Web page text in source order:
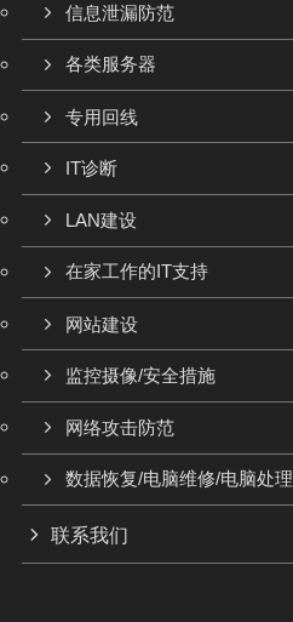
信息泄漏防范
各类服务器
专用回线
IT诊断
LAN建设
在家工作的IT支持
网站建设
监控摄像/安全措施
网络攻击防范
数据恢复/电脑维修/电脑处理
联系我们